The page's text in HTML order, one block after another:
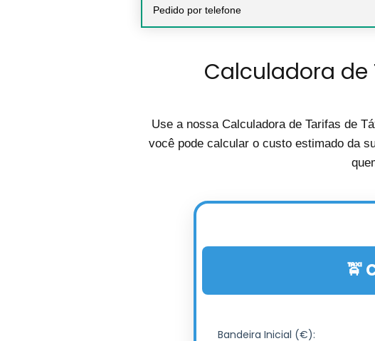
Pedido por telefone
Calculadora de
Use a nossa Calculadora de Tarifas de
você pode calcular o custo estimado da
Bandeira Inicial (€):